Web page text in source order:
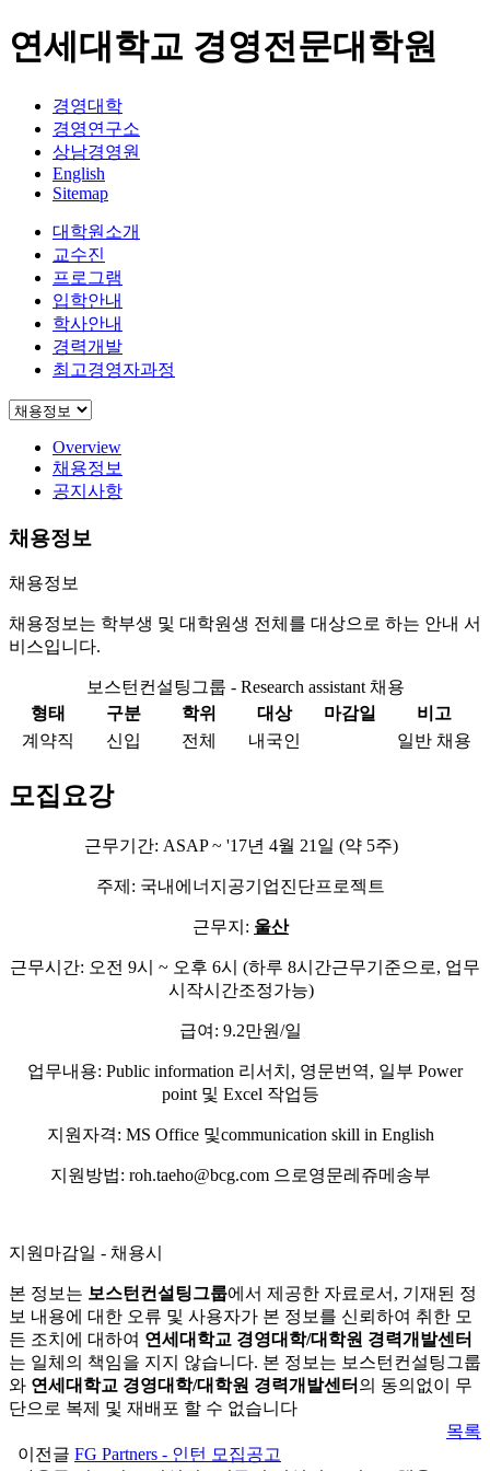
연세대학교 경영전문대학원
경영대학
경영연구소
상남경영원
English
Sitemap
대학원소개
교수진
프로그램
입학안내
학사안내
경력개발
최고경영자과정
Overview
채용정보
공지사항
채용정보
채용정보
채용정보는 학부생 및 대학원생 전체를 대상으로 하는 안내 서
비스입니다.
보스턴컨설팅그룹 - Research assistant 채용
형태
구분 학위 대상 마감일
비고
계약직
신입 전체 내국인 일반 채용
모집요강
근무기간: ASAP ~ '17년 4월 21일 (약 5주)
주제: 국내에너지공기업진단프로젝트
근무지: 울산
근무시간: 오전 9시 ~ 오후 6시 (하루 8시간근무기준으로, 업무
시작시간조정가능)
급여: 9.2만원/일
업무내용: Public information 리서치, 영문번역, 일부 Power
point 및 Excel 작업등
지원자격: MS Office 및communication skill in English
지원방법: roh.taeho@bcg.com 으로영문레쥬메송부
지원마감일 - 채용시
본 정보는 보스턴컨설팅그룹에서 제공한 자료로서, 기재된 정
보 내용에 대한 오류 및 사용자가 본 정보를 신뢰하여 취한 모
든 조치에 대하여 연세대학교 경영대학/대학원 경력개발센터
는 일체의 책임을 지지 않습니다. 본 정보는 보스턴컨설팅그룹
와 연세대학교 경영대학/대학원 경력개발센터 의 동의없이 무
단으로 복제 및 재배포 할 수 없습니다
목록
이전글 FG Partners - 인턴 모집공고